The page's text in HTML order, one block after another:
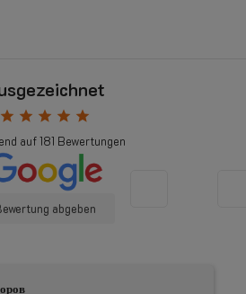
star star star star star
auf181 Bewertungen
abgeben